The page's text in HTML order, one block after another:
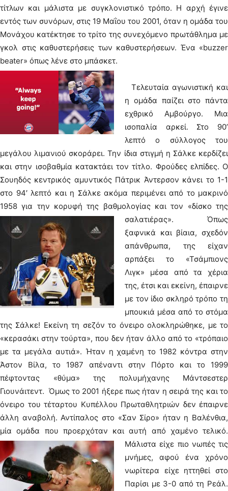
τίτλων και μάλιστα με συγκλονιστικό τρόπο. Η αρχή έγινε
εντός των συνόρων, στις 19 Μαΐου του 2001, όταν η ομάδα του
Μονάχου κατέκτησε το τρίτο της συνεχόμενο πρωτάθλημα με
γκολ στις καθυστερήσεις των καθυστερήσεων. Ένα «buzzer
beater» όπως λένε στο μπάσκετ.
Τελευταία αγωνιστική και
η ομάδα παίζει στο πάντα
εχθρικό Αμβούργο. Μια
ισοπαλία αρκεί. Στο 90’
λεπτό ο σύλλογος του
μεγάλου λιμανιού σκοράρει. Την ίδια στιγμή η Σάλκε κερδίζει
και στην ισοβαθμία κατακτάει τον τίτλο. Φρούδες ελπίδες. Ο
Σουηδός κεντρικός αμυντικός Πάτρικ Άντερσον κάνει το 1-1
στο 94′ λεπτό και η Σάλκε ακόμα περιμένει από το μακρινό
1958 για την κορυφή της βαθμολογίας και τον «δίσκο της
σαλατιέρας». Όπως
ξαφνικά και βίαια, σχεδόν
απάνθρωπα, της είχαν
αρπάξει το «Τσάμπιονς
Λιγκ» μέσα από τα χέρια
της, έτσι και εκείνη, έπαιρνε
με τον ίδιο σκληρό τρόπο τη
μπουκιά μέσα από το στόμα
της Σάλκε! Εκείνη τη σεζόν το όνειρο ολοκληρώθηκε, με το
«κερασάκι στην τούρτα», που δεν ήταν άλλο από το «τρόπαιο
με τα μεγάλα αυτιά». Ήταν η χαμένη το 1982 κόντρα στην
Άστον Βίλα, το 1987 απέναντι στην Πόρτο και το 1999
πέφτοντας «θύμα» της πολυμήχανης Μάντσεστερ
Γιουνάιτεντ. Όμως το 2001 ήξερε πως ήταν η σειρά της και το
όνειρο του τέταρτου Κυπέλλου Πρωταθλητριών δεν έπαιρνε
άλλη αναβολή. Αντίπαλος στο «Σαν Σίρο» ήταν η Βαλένθια,
μία ομάδα που προερχόταν και αυτή από χαμένο τελικό.
Μάλιστα είχε πιο νωπές τις
μνήμες, αφού ένα χρόνο
νωρίτερα είχε ηττηθεί στο
Παρίσι με 3-0 από τη Ρεάλ.